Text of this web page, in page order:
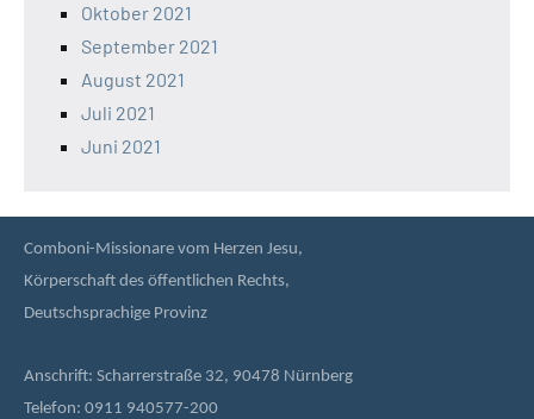
Oktober 2021
September 2021
August 2021
Juli 2021
Juni 2021
Comboni-Missionare vom Herzen Jesu,
Körperschaft des öffentlichen Rechts,
Deutschsprachige Provinz
Anschrift: Scharrerstraße 32, 90478 Nürnberg
Telefon: 0911 940577-200